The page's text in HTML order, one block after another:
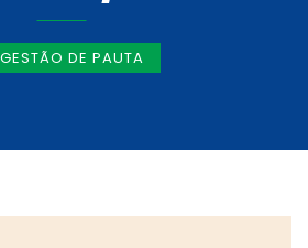
DE PAUTA